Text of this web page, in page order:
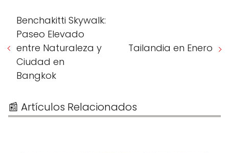
Benchakitti Skywalk:
Paseo Elevado
entre Naturaleza y
Ciudad en
Bangkok
Tailandia en Enero
📰 Artículos Relacionados